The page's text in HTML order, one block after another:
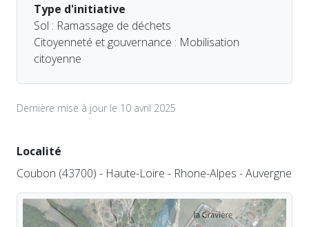
Type d'initiative
Sol : Ramassage de déchets
Citoyenneté et gouvernance : Mobilisation
citoyenne
Dernière mise à jour le 10 avril 2025
Localité
Coubon (43700) - Haute-Loire - Rhone-Alpes - Auvergne